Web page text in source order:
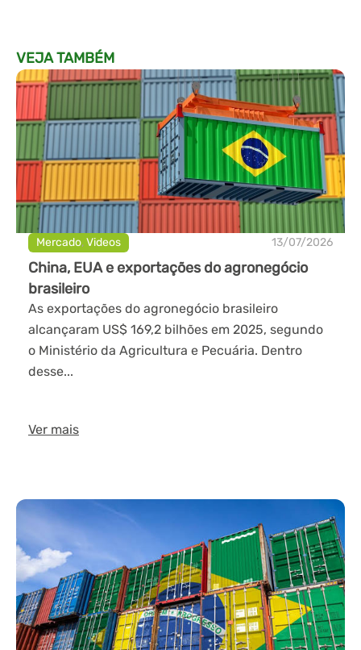
VEJA TAMBÉM
Mercado,Videos 13/07/2026
China, EUA e exportações do agronegócio
brasileiro
As exportações do agronegócio brasileiro
alcançaram US$ 169,2 bilhões em 2025, segundo
o Ministério da Agricultura e Pecuária. Dentro
desse...
Ver mais